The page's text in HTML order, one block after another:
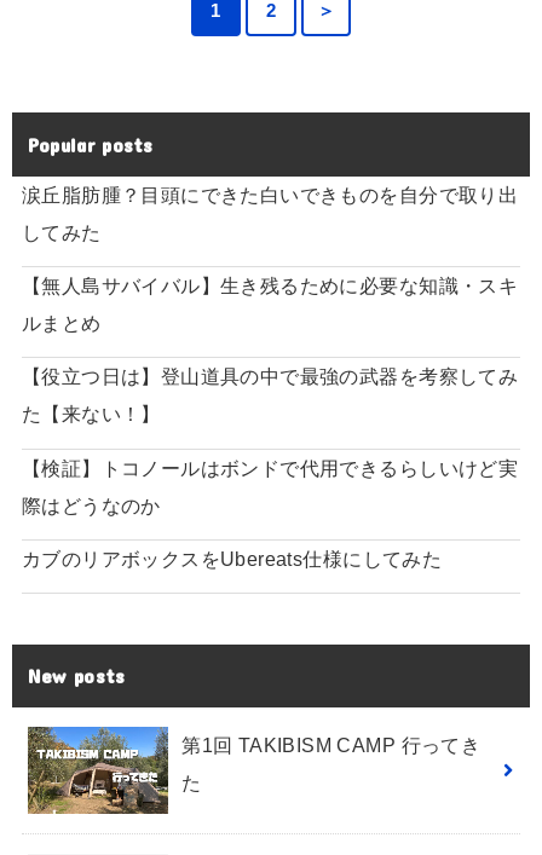
1 2 ＞
Popular posts
涙丘脂肪腫？目頭にできた白いできものを自分で取り出
してみた
【無人島サバイバル】生き残るために必要な知識・スキ
ルまとめ
【役立つ日は】登山道具の中で最強の武器を考察してみ
た【来ない！】
【検証】トコノールはボンドで代用できるらしいけど実
際はどうなのか
カブのリアボックスをUbereats仕様にしてみた
New posts
第1回 TAKIBISM CAMP 行ってき
た